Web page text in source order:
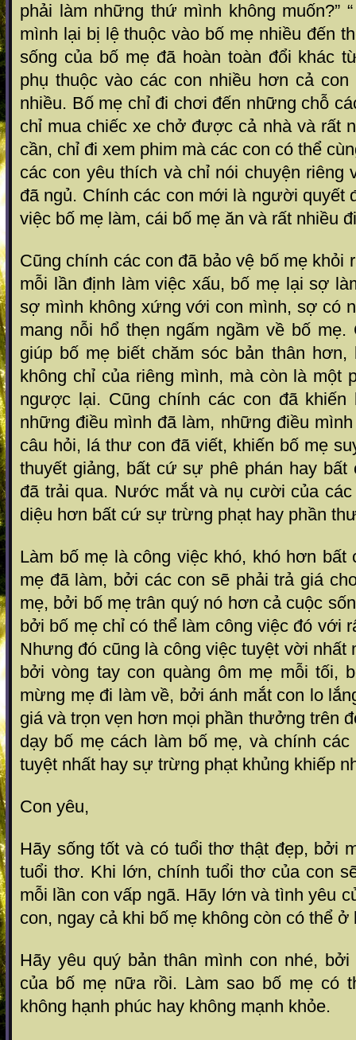
phải làm những thứ mình không muốn?”
mình lại bị lệ thuộc vào bố mẹ nhiều đến
sống của bố mẹ đã hoàn toàn đổi khác
phụ thuộc vào các con nhiều hơn cả
nhiều. Bố mẹ chỉ đi chơi đến những chỗ
chỉ mua chiếc xe chở được cả nhà và rất
cần, chỉ đi xem phim mà các con có thể
các con yêu thích và chỉ nói chuyện riêng
đã ngủ. Chính các con mới là người quyết
việc bố mẹ làm, cái bố mẹ ăn và rất nhiều
Cũng chính các con đã bảo vệ bố mẹ khỏi
mỗi lần định làm việc xấu, bố mẹ lại sợ
sợ mình không xứng với con mình, sợ có
mang nỗi hổ thẹn ngấm ngầm về bố mẹ.
giúp bố mẹ biết chăm sóc bản thân
không chỉ của riêng mình, mà còn là một
ngược lại. Cũng chính các con đã
những điều mình đã làm, những điều
câu hỏi, lá thư con đã viết, khiến bố mẹ
thuyết giảng, bất cứ sự phê phán hay
đã trải qua. Nước mắt và nụ cười của
diệu hơn bất cứ sự trừng phạt hay phần
Làm bố mẹ là công việc khó, khó hơn bất
mẹ đã làm, bởi các con sẽ phải trả giá
mẹ, bởi bố mẹ trân quý nó hơn cả cuộc
bởi bố mẹ chỉ có thể làm công việc đó với
Nhưng đó cũng là công việc tuyệt vời nhất
bởi vòng tay con quàng ôm mẹ mỗi tối,
mừng mẹ đi làm về, bởi ánh mắt con lo
giá và trọn vẹn hơn mọi phần thưởng trên
dạy bố mẹ cách làm bố mẹ, và chính
tuyệt nhất hay sự trừng phạt khủng khiếp
Con yêu,
Hãy sống tốt và có tuổi thơ thật đẹp, bởi
tuổi thơ. Khi lớn, chính tuổi thơ của con
mỗi lần con vấp ngã. Hãy lớn và tình yêu
con, ngay cả khi bố mẹ không còn có thể ở
Hãy yêu quý bản thân mình con nhé,
của bố mẹ nữa rồi. Làm sao bố mẹ có
không hạnh phúc hay không mạnh khỏe.